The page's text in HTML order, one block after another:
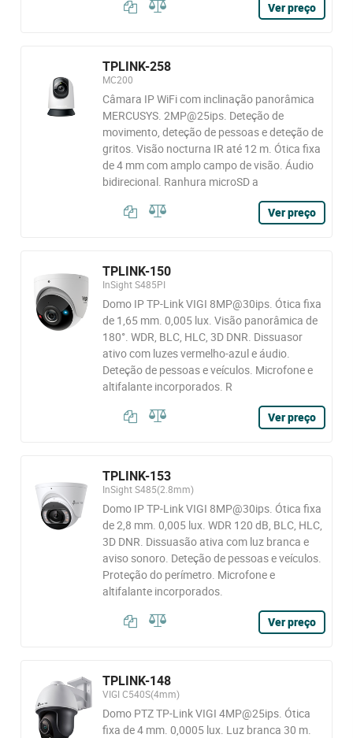
Ver preço
TPLINK-258
MC200
Câmara IP WiFi com inclinação panorâmica
MERCUSYS. 2MP@25ips. Deteção de
movimento, deteção de pessoas e deteção de
gritos. Visão nocturna IR até 12 m. Ótica fixa
de 4 mm com amplo campo de visão. Áudio
bidirecional. Ranhura microSD a
Ver preço
TPLINK-150
InSight S485PI
Domo IP TP-Link VIGI 8MP@30ips. Ótica fixa
de 1,65 mm. 0,005 lux. Visão panorâmica de
180°. WDR, BLC, HLC, 3D DNR. Dissuasor
ativo com luzes vermelho-azul e áudio.
Deteção de pessoas e veículos. Microfone e
altifalante incorporados. R
Ver preço
TPLINK-153
InSight S485(2.8mm)
Domo IP TP-Link VIGI 8MP@30ips. Ótica fixa
de 2,8 mm. 0,005 lux. WDR 120 dB, BLC, HLC,
3D DNR. Dissuasão ativa com luz branca e
aviso sonoro. Deteção de pessoas e veículos.
Proteção do perímetro. Microfone e
altifalante incorporados.
Ver preço
TPLINK-148
VIGI C540S(4mm)
Domo PTZ TP-Link VIGI 4MP@25ips. Ótica
fixa de 4 mm. 0,0005 lux. Luz branca 30 m.